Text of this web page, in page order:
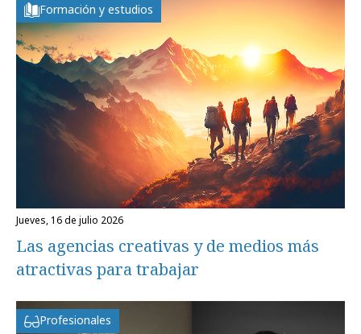
Formación y estudios
jueves, 16 de julio 2026
Las agencias creativas y de medios más
atractivas para trabajar
Profesionales